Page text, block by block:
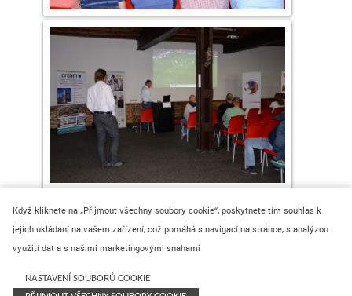
Když kliknete na „Přijmout všechny soubory cookie“, poskytnete tím souhlas k
jejich ukládání na vašem zařízení, což pomáhá s navigací na stránce, s analýzou
využití dat a s našimi marketingovými snahami
NASTAVENÍ SOUBORŮ COOKIE